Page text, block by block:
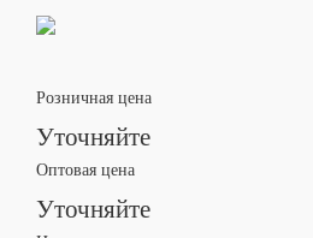
Розничная цена
Уточняйте
Оптовая цена
Уточняйте